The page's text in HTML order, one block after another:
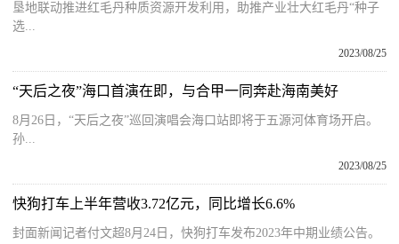
垦地联动推进红毛丹种质资源开发利用，助推产业壮大红毛丹“种子
选...
2023/08/25
“天后之夜”海口首演在即，与合甲一同奔赴海南美好
8月26日，“天后之夜”巡回演唱会海口站即将于五源河体育场开启。
孙...
2023/08/25
快狗打车上半年营收3.72亿元，同比增长6.6%
封面新闻记者付文超8月24日，快狗打车发布2023年中期业绩公告。